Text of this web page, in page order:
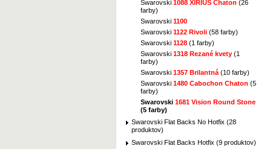
Swarovski 1088 XIRIUS Chaton (26
farby)
Swarovski 1100
Swarovski 1122 Rivoli (58 farby)
Swarovski 1128 (1 farby)
Swarovski 1318 Rezané kvety (1
farby)
Swarovski 1357 Brilantná (10 farby)
Swarovski 1480 Cabochon Chaton (5
farby)
Swarovski 1681 Vision Round Stone
(5 farby)
Swarovski Flat Backs No Hotfix (28
produktov)
Swarovski Flat Backs Hotfix (9 produktov)